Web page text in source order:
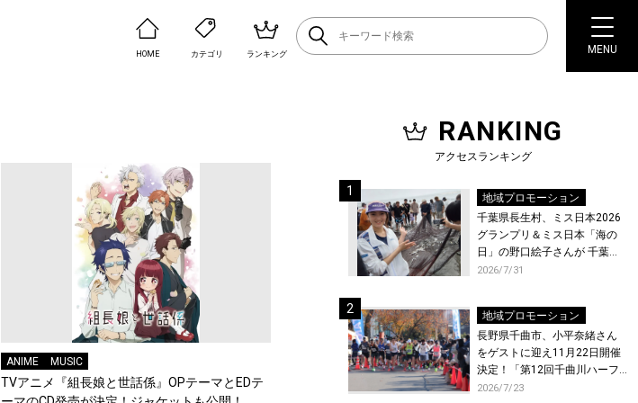
HOME カテゴリ ランキング MENU
ANIME MUSIC
TVアニメ『組長娘と世話係』OPテーマとEDテ
RANKING
アクセスランキング
地域プロモーション
千葉県長生村、ミス日本2026
グランプリ＆ミス日本「海の
日」の野口絵子さんが 千葉県
唯一の村・長生村で地引網を
2026/7/31
地域プロモーション
長野県千曲市、小平奈緒さん
をゲストに迎え11月22日開催
決定！「第12回千曲川ハーフ
マラソン」エントリー受付開
2026/7/23